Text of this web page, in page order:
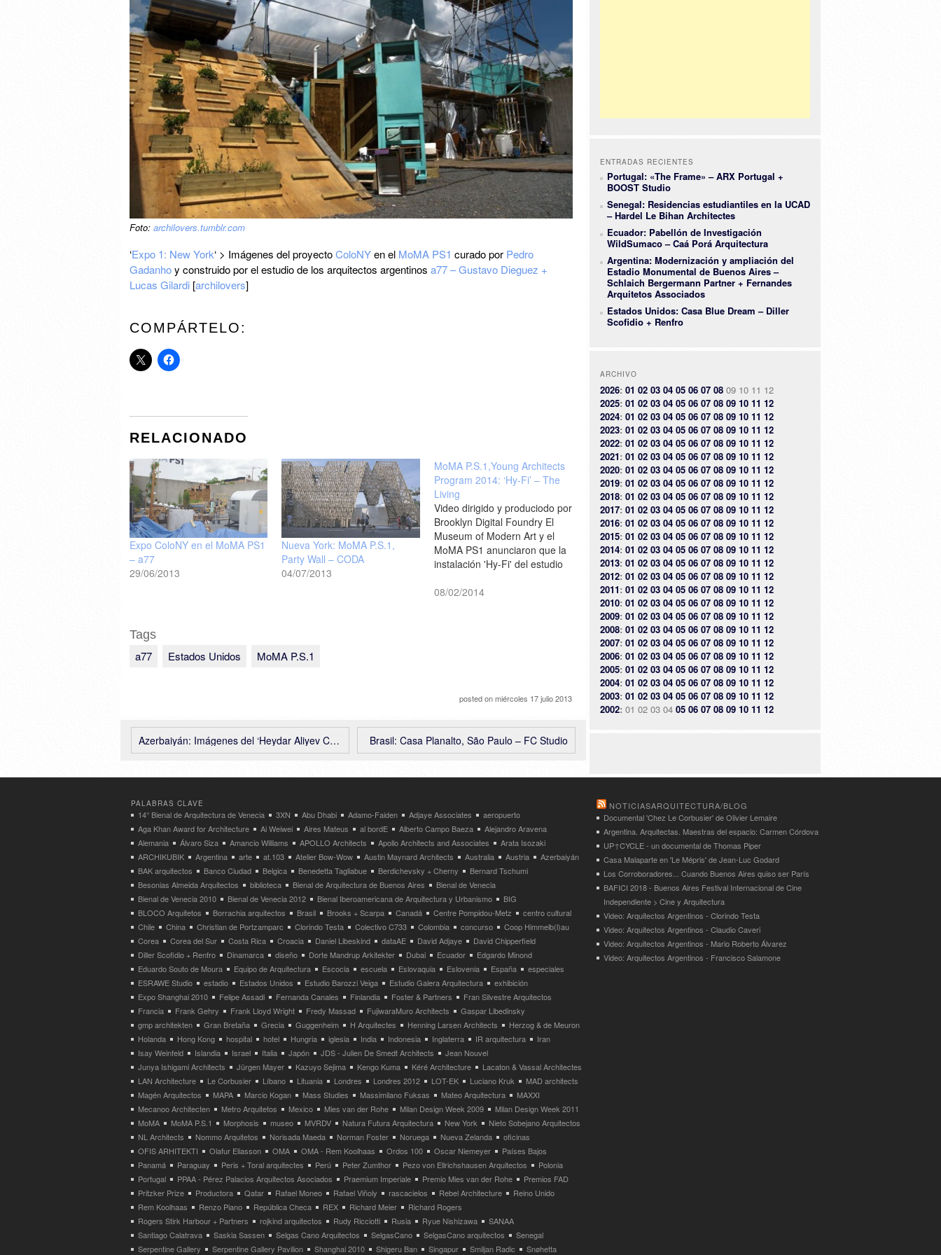
Foto: archilovers.tumblr.com
‘Expo 1: New York‘ > Imágenes del proyectoColoNYen el MoMA PS1 curado por Pedro
Gadanhoy construido por el estudio de los arquitectos argentinos a77 – Gustavo Dieguez +
Lucas Gilardi[archilovers]
COMPÁRTELO:
RELACIONADO
Expo ColoNY en el MoMA PS1
– a77
29/06/2013
Nueva York: MoMA P.S.1,
Party Wall – CODA
04/07/2013
MoMA P.S.1,Young Architects
Program 2014: ‘Hy-Fi’ – The
Living
Video dirigido y produciodo por
Brooklyn Digital Foundry El
Museum of Modern Art y el
MoMA PS1 anunciaron que la
instalación 'Hy-Fi' del estudio
concurso Young Architects
08/02/2014
Tags
a77 Estados Unidos MoMA P.S.1
posted onmiércoles 17 julio 2013
Brasil: Casa Planalto, São Paulo – FC Studio
Azerbaiyán: Imágenes del ‘Heydar Aliyev Center’ – Zaha Hadid Architects
ENTRADAS RECIENTES
Portugal: «The Frame» – ARX Portugal +
BOOST Studio
Senegal: Residencias estudiantiles en la UCAD
– Hardel Le Bihan Architectes
Ecuador: Pabellón de Investigación
WildSumaco – Caá Porá Arquitectura
Argentina: Modernización y ampliación del
Estadio Monumental de Buenos Aires –
Schlaich Bergermann Partner + Fernandes
Arquitetos Associados
Estados Unidos: Casa Blue Dream – Diller
Scofidio + Renfro
ARCHIVO
2026: 01 02 03 04 05 06 07 08 09 10 11 12
2025: 01 02 03 04 05 06 07 08 09 10 11 12
2024: 01 02 03 04 05 06 07 08 09 10 11 12
2023: 01 02 03 04 05 06 07 08 09 10 11 12
2022: 01 02 03 04 05 06 07 08 09 10 11 12
2021: 01 02 03 04 05 06 07 08 09 10 11 12
2020: 01 02 03 04 05 06 07 08 09 10 11 12
2019: 01 02 03 04 05 06 07 08 09 10 11 12
2018: 01 02 03 04 05 06 07 08 09 10 11 12
2017: 01 02 03 04 05 06 07 08 09 10 11 12
2016: 01 02 03 04 05 06 07 08 09 10 11 12
2015: 01 02 03 04 05 06 07 08 09 10 11 12
2014: 01 02 03 04 05 06 07 08 09 10 11 12
2013: 01 02 03 04 05 06 07 08 09 10 11 12
2012: 01 02 03 04 05 06 07 08 09 10 11 12
2011: 01 02 03 04 05 06 07 08 09 10 11 12
2010: 01 02 03 04 05 06 07 08 09 10 11 12
2009: 01 02 03 04 05 06 07 08 09 10 11 12
2008: 01 02 03 04 05 06 07 08 09 10 11 12
2007: 01 02 03 04 05 06 07 08 09 10 11 12
2006: 01 02 03 04 05 06 07 08 09 10 11 12
2005: 01 02 03 04 05 06 07 08 09 10 11 12
2004: 01 02 03 04 05 06 07 08 09 10 11 12
2003: 01 02 03 04 05 06 07 08 09 10 11 12
2002: 01 02 03 04 05 06 07 08 09 10 11 12
PALABRAS CLAVE
14° Bienal de Arquitectura de Venecia 3XN Abu Dhabi Adamo-Faiden Adjaye Associates
aeropuerto
Aga Khan Award for Architecture
Ai Weiwei Aires Mateus al bordE Alberto Campo Baeza
Alejandro Aravena
Alemania
Álvaro Siza Amancio Williams APOLLO Architects Apollo Architects and Associates
Arata Isozaki
ARCHIKUBIK
Argentina arte at.103 Atelier Bow-Wow Austin Maynard Architects Australia Austria
Azerbaiyán
BAK arquitectos
Banco Ciudad Belgica Benedetta Tagliabue Berdichevsky + Cherny
Bernard Tschumi
Besonias Almeida Arquitectos
biblioteca Bienal de Arquitectura de Buenos Aires
Bienal de Venecia
Bienal de Venecia 2010
Bienal de Venecia 2012 Bienal Iberoamericana de Arquitectura y Urbanismo
BIG
BLOCO Arquitetos
Borrachia arquitectos Brasil Brooks + Scarpa Canadá Centre Pompidou-Metz
centro cultural
Chile
China Christian de Portzamparc Clorindo Testa Colectivo C733 Colombia concurso
Coop Himmelb(l)au
Corea
Corea del Sur Costa Rica Croacia Daniel Libeskind dataAE David Adjaye
David Chipperfield
Diller Scofidio + Renfro
Dinamarca diseño Dorte Mandrup Arkitekter Dubai Ecuador
Edgardo Minond
Eduardo Souto de Moura
Equipo de Arquitectura Escocia escuela Eslovaquia Eslovenia España
especiales
ESRAWE Studio
estadio Estados Unidos Estudio Barozzi Veiga Estudio Galera Arquitectura
exhibición
Expo Shanghai 2010
Felipe Assadi Fernanda Canales Finlandia Foster & Partners
Fran Silvestre Arquitectos
Francia
Frank Gehry Frank Lloyd Wright Fredy Massad FujiwaraMuro Architects
Gaspar Libedinsky
gmp architekten
Gran Bretaña Grecia Guggenheim H Arquitectes Henning Larsen Architects
Herzog & de Meuron
Holanda
Hong Kong hospital hotel Hungria iglesia India Indonesia Inglaterra IR arquitectura
Iran
Isay Weinfeld
Islandia Israel Italia Japón JDS - Julien De Smedt Architects
Jean Nouvel
Junya Ishigami Architects
Jürgen Mayer Kazuyo Sejima Kengo Kuma Kéré Architecture
Lacaton & Vassal Architectes
LAN Architecture
Le Corbusier Líbano Lituania Londres Londres 2012 LOT-EK Luciano Kruk
MAD architects
Magén Arquitectos
MAPA Marcio Kogan Mass Studies Massimilano Fuksas Mateo Arquitectura
MAXXI
Mecanoo Architecten
Metro Arquitetos Mexico Mies van der Rohe Milan Design Week 2009
Milan Design Week 2011
MoMA
MoMA P.S.1 Morphosis museo MVRDV Natura Futura Arquitectura New York
Nieto Sobejano Arquitectos
NL Architects
Nommo Arquitetos Norisada Maeda Norman Foster Noruega Nueva Zelanda
oficinas
OFIS ARHITEKTI
Olafur Eliasson OMA OMA - Rem Koolhaas Ordos 100 Oscar Niemeyer
Países Bajos
Panamá
Paraguay Peris + Toral arquitectes Perú Peter Zumthor Pezo von Ellrichshausen Arquitectos
Polonia
Portugal
PPAA - Pérez Palacios Arquitectos Asociados Praemium Imperiale Premio Mies van der Rohe
Premios FAD
Pritzker Prize
Productora Qatar Rafael Moneo Rafael Viñoly rascacielos Rebel Architecture
Reino Unido
Rem Koolhaas
Renzo Piano República Checa REX Richard Meier
Richard Rogers
Rogers Stirk Harbour + Partners
rojkind arquitectos Rudy Ricciotti Rusia Ryue Nishizawa
SANAA
Santiago Calatrava
Saskia Sassen Selgas Cano Arquitectos SelgasCano SelgasCano arquitectos
Senegal
Serpentine Gallery
Serpentine Gallery Pavilion Shanghai 2010 Shigeru Ban Singapur Smiljan Radic Snøhetta
NOTICIASARQUITECTURA/BLOG
Documental 'Chez Le Corbusier' de Olivier Lemaire
Argentina. Arquitectas. Maestras del espacio: Carmen Córdova
UP↑CYCLE - un documental de Thomas Piper
Casa Malaparte en 'Le Mépris' de Jean-Luc Godard
Los Corroboradores... Cuando Buenos Aires quiso ser París
BAFICI 2018 - Buenos Aires Festival Internacional de Cine
Independiente > Cine y Arquitectura
Video: Arquitectos Argentinos - Clorindo Testa
Video: Arquitectos Argentinos - Claudio Caveri
Video: Arquitectos Argentinos - Mario Roberto Álvarez
Video: Arquitectos Argentinos - Francisco Salamone